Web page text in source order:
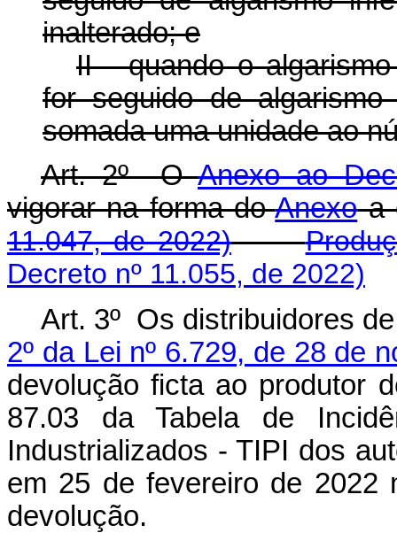
inalterado; e
II - quando o
for seguido de
somada uma unidade ao
Art. 2º OAnexo ao
vigorar na forma doAnexoa
11.047, de 2022)
Decreto nº 11.055, de 2022)
Art. 3º Os distribuidores
2º da Lei nº 6.729, de 28 de
devolução ficta ao produtor
87.03 da Tabela de
Industrializados - TIPI dos
em 25 de fevereiro de 2022
devolução.